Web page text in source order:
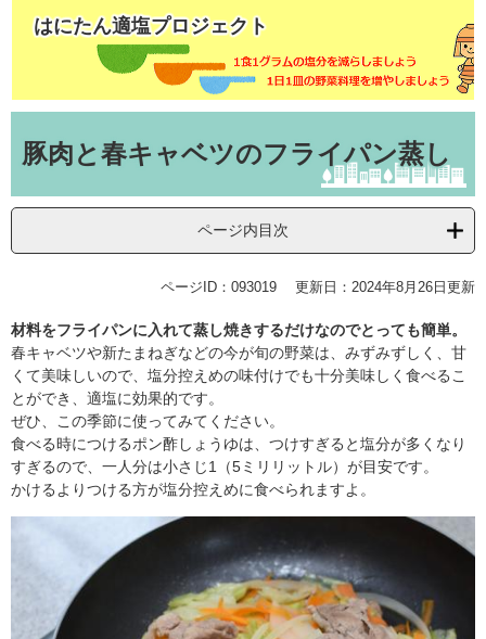
はにたん適塩プロジェクト
文豚肉と春キャベツのフライパン蒸し
ページ内目次
ページID：093019 更新日：2024年8月26日更新
材料をフライパンに入れて蒸し焼きするだけなのでとっても簡単。
春キャベツや新たまねぎなどの今が旬の野菜は、みずみずしく、甘
くて美味しいので、塩分控えめの味付けでも十分美味しく食べるこ
とができ、適塩に効果的です。
ぜひ、この季節に使ってみてください。
食べる時につけるポン酢しょうゆは、つけすぎると塩分が多くなり
すぎるので、一人分は小さじ1（5ミリリットル）が目安です。
かけるよりつける方が塩分控えめに食べられますよ。